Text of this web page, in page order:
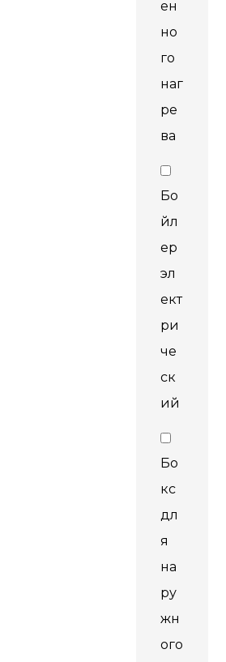
ен
но
го
наг
ре
ва
Бо
йл
ер
эл
ект
ри
че
ск
ий
Бо
кс
дл
я
на
ру
жн
ого